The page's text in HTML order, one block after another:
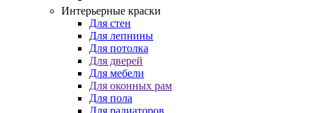
Интерьерные краски
Для стен
Для лепнины
Для потолка
Для дверей
Для мебели
Для оконных рам
Для пола
Для радиаторов